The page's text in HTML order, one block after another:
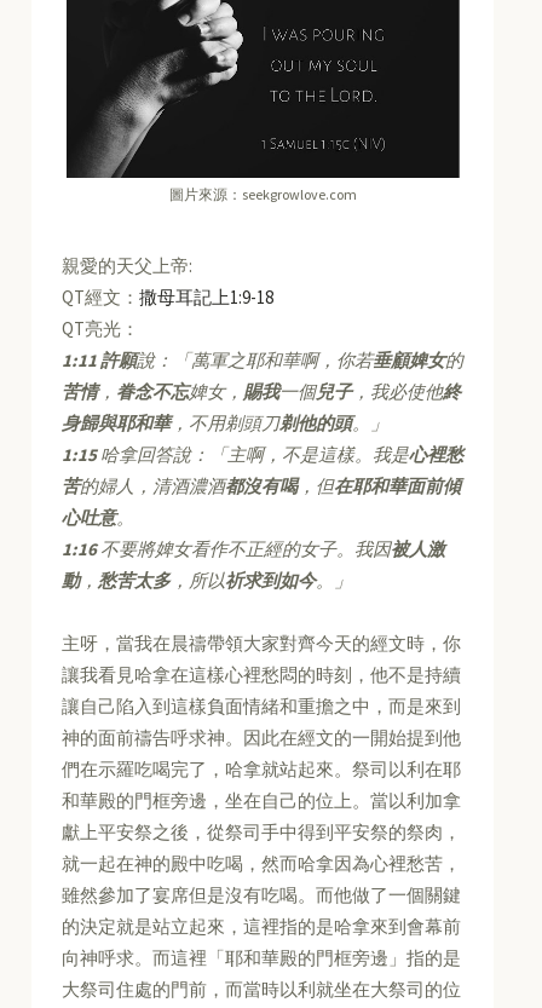
圖片來源：seekgrowlove.com
親愛的天父上帝:
QT經文：撒母耳記上1:9-18
QT亮光：
1:11許願說：「萬軍之耶和華啊，你若垂顧婢女的
苦情， 眷念不忘婢女， 賜我一個兒子，我必使他終
身歸與耶和華，不用剃頭刀剃他的頭。」
1:15哈拿回答說：「主啊，不是這樣。我是心裡愁
苦的婦人，清酒濃酒都沒有喝，但在耶和華面前傾
心吐意。
1:16不要將婢女看作不正經的女子。我因被人激
動，愁苦太多，所以祈求到如今。」
主呀，當我在晨禱帶領大家對齊今天的經文時，你
讓我看見哈拿在這樣心裡愁悶的時刻，他不是持續
讓自己陷入到這樣負面情緒和重擔之中，而是來到
神的面前禱告呼求神。因此在經文的一開始提到他
們在示羅吃喝完了，哈拿就站起來。祭司以利在耶
和華殿的門框旁邊，坐在自己的位上。當以利加拿
獻上平安祭之後，從祭司手中得到平安祭的祭肉，
就一起在神的殿中吃喝，然而哈拿因為心裡愁苦，
雖然參加了宴席但是沒有吃喝。而他做了一個關鍵
的決定就是站立起來，這裡指的是哈拿來到會幕前
向神呼求。而這裡「耶和華殿的門框旁邊」指的是
大祭司住處的門前，而當時以利就坐在大祭司的位